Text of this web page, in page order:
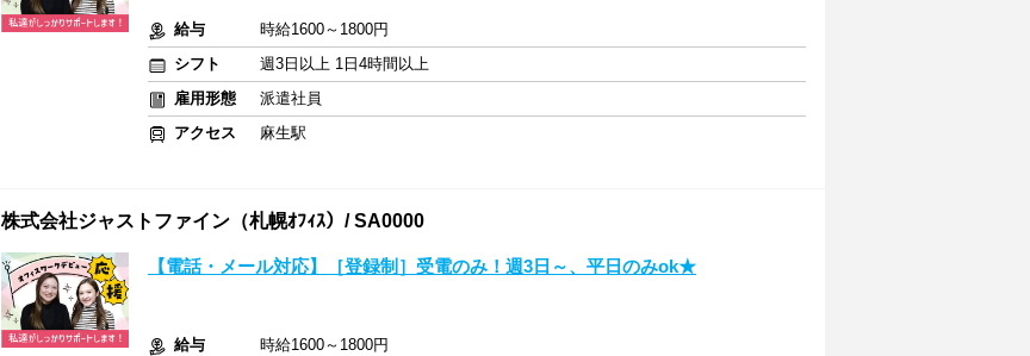
給与
時給1600～1800円
シフト
週3日以上 1日4時間以上
雇用形態
派遣社員
アクセス
麻生駅
株式会社ジャストファイン（札幌ｵﾌｨｽ）/ SA0000
【電話・メール対応】［登録制］受電のみ！週3日～、平日のみok★
給与
時給1600～1800円